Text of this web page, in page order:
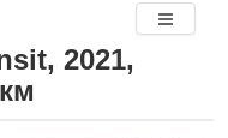
2021,